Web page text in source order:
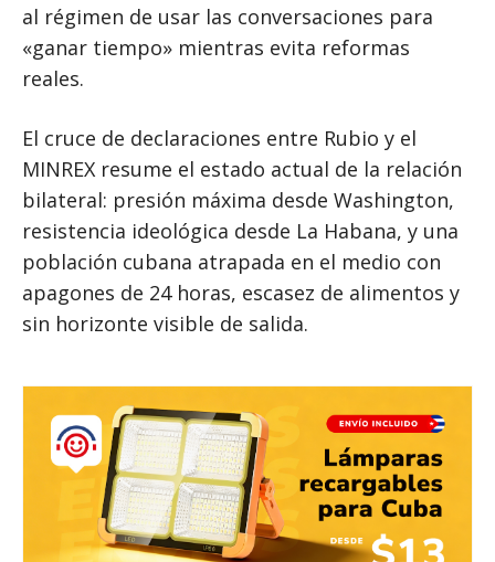
al régimen de usar las conversaciones para
«ganar tiempo» mientras evita reformas
reales.
El cruce de declaraciones entre Rubio y el
MINREX resume el estado actual de la relación
bilateral: presión máxima desde Washington,
resistencia ideológica desde La Habana, y una
población cubana atrapada en el medio con
apagones de 24 horas, escasez de alimentos y
sin horizonte visible de salida.